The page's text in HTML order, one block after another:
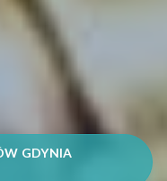
GDYNIA